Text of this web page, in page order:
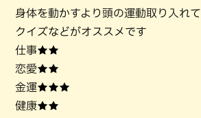
身体を動かすより頭の運動取り入れて
クイズなどがオススメです
仕事★★
恋愛★★
金運★★★
健康★★